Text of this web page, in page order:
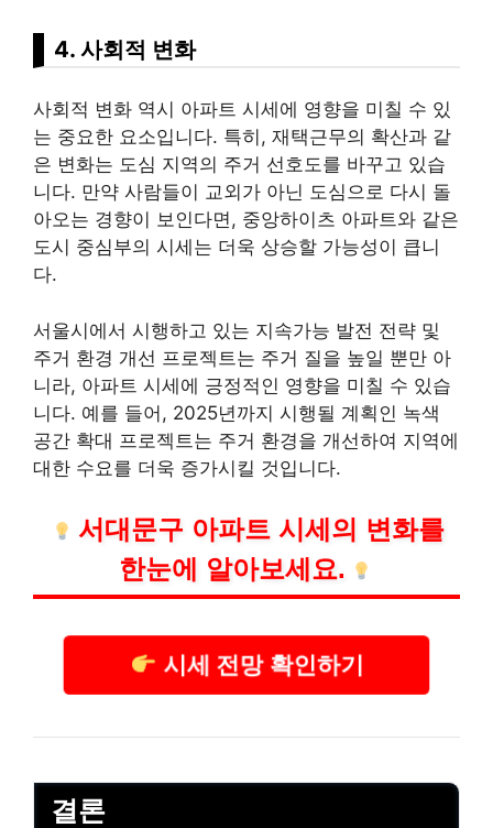
4. 사회적 변화
사회적 변화 역시 아파트 시세에 영향을 미칠 수 있
는 중요한 요소입니다. 특히, 재택근무의 확산과 같
은 변화는 도심 지역의 주거 선호도를 바꾸고 있습
니다. 만약 사람들이 교외가 아닌 도심으로 다시 돌
아오는 경향이 보인다면, 중앙하이츠 아파트와 같은
도시 중심부의 시세는 더욱 상승할 가능성이 큽니
다.
서울시에서 시행하고 있는 지속가능 발전 전략 및
주거 환경 개선 프로젝트는 주거 질을 높일 뿐만 아
니라, 아파트 시세에 긍정적인 영향을 미칠 수 있습
니다. 예를 들어, 2025년까지 시행될 계획인 녹색
공간 확대 프로젝트는 주거 환경을 개선하여 지역에
대한 수요를 더욱 증가시킬 것입니다.
서대문구 아파트 시세의 변화를
한눈에 알아보세요.
시세 전망 확인하기
결론